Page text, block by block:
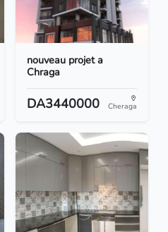
nouveau projet a
Chraga
DA3440000 Cheraga